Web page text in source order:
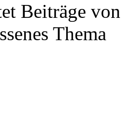
Beiträge
Thema